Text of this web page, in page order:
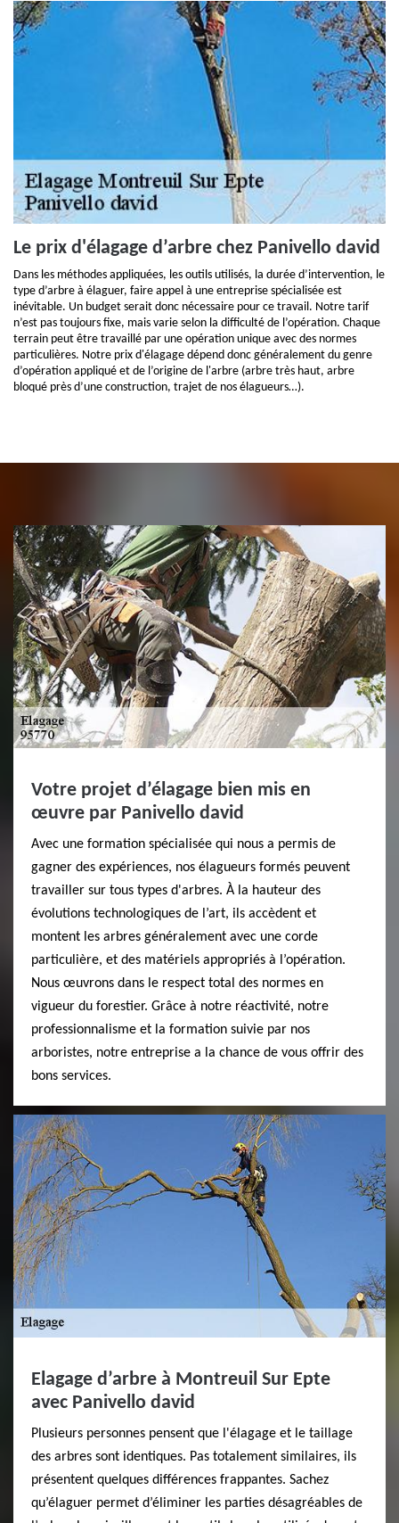
Le prix d'élagage d’arbre chez Panivello david
Dans les méthodes appliquées, les outils utilisés, la durée d’intervention, le
type d’arbre à élaguer, faire appel à une entreprise spécialisée est
inévitable. Un budget serait donc nécessaire pour ce travail. Notre tarif
n’est pas toujours fixe, mais varie selon la difficulté de l’opération. Chaque
terrain peut être travaillé par une opération unique avec des normes
particulières. Notre prix d'élagage dépend donc généralement du genre
d’opération appliqué et de l’origine de l'arbre (arbre très haut, arbre
bloqué près d’une construction, trajet de nos élagueurs…).
Votre projet d’élagage bien mis en
œuvre par Panivello david
Avec une formation spécialisée qui nous a permis de
gagner des expériences, nos élagueurs formés peuvent
travailler sur tous types d'arbres. À la hauteur des
évolutions technologiques de l’art, ils accèdent et
montent les arbres généralement avec une corde
particulière, et des matériels appropriés à l’opération.
Nous œuvrons dans le respect total des normes en
vigueur du forestier. Grâce à notre réactivité, notre
professionnalisme et la formation suivie par nos
arboristes, notre entreprise a la chance de vous offrir des
bons services.
Elagage d’arbre à Montreuil Sur Epte
avec Panivello david
Plusieurs personnes pensent que l'élagage et le taillage
des arbres sont identiques. Pas totalement similaires, ils
présentent quelques différences frappantes. Sachez
qu’élaguer permet d’éliminer les parties désagréables de